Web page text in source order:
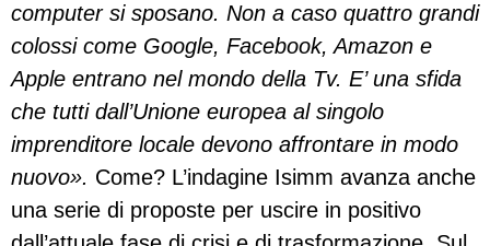
computer si sposano. Non a caso quattro grandi
colossi come Google, Facebook, Amazon e
Apple entrano nel mondo della Tv. E’ una sfida
che tutti dall’Unione europea al singolo
imprenditore locale devono affrontare in modo
nuovo». Come? L’indagine Isimm avanza anche
una serie di proposte per uscire in positivo